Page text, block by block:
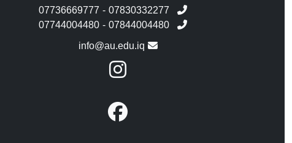
07736669777 - 07830332277
07744004480 - 07844004480
info@au.edu.iq